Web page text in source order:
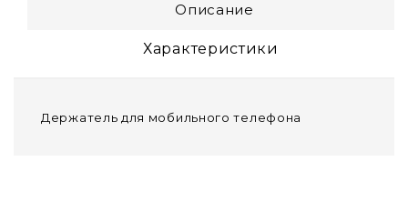
Описание
Характеристики
Держатель для мобильного телефона